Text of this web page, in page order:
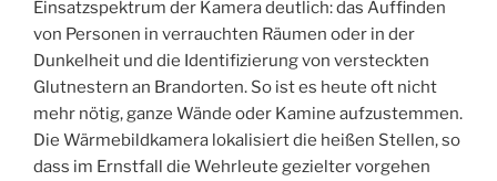
Einsatzspektrum der Kamera deutlich: das Auffinden
von Personen in verrauchten Räumen oder in der
Dunkelheit und die Identifizierung von versteckten
Glutnestern an Brandorten. So ist es heute oft nicht
mehr nötig, ganze Wände oder Kamine aufzustemmen.
Die Wärmebildkamera lokalisiert die heißen Stellen, so
dass im Ernstfall die Wehrleute gezielter vorgehen